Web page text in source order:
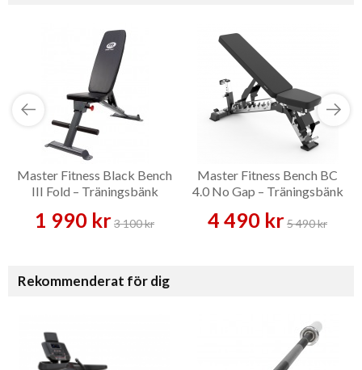
Master Fitness Black Bench
III Fold – Träningsbänk
1 990 kr3 100 kr
Master Fitness Bench BC
4.0 No Gap – Träningsbänk
4 490 kr5 490 kr
Rekommenderat för dig